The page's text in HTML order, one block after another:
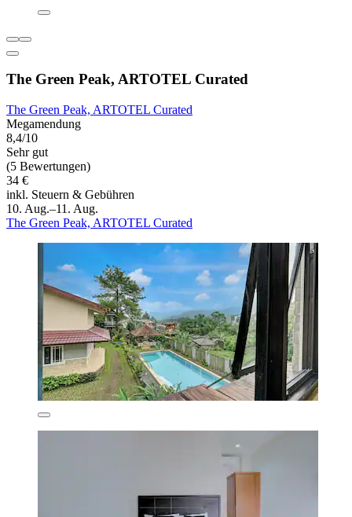
The Green Peak, ARTOTEL Curated
The Green Peak, ARTOTEL Curated
Megamendung
8,4/10
Sehr gut
(5 Bewertungen)
34 €
inkl. Steuern & Gebühren
10. Aug.–11. Aug.
The Green Peak, ARTOTEL Curated